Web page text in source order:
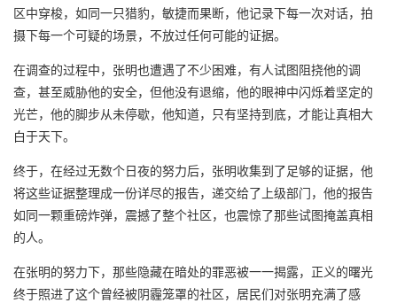
区中穿梭，如同一只猎豹，敏捷而果断，他记录下每一次对话，拍
摄下每一个可疑的场景，不放过任何可能的证据。
在调查的过程中，张明也遭遇了不少困难，有人试图阻挠他的调
查，甚至威胁他的安全，但他没有退缩，他的眼神中闪烁着坚定的
光芒，他的脚步从未停歇，他知道，只有坚持到底，才能让真相大
白于天下。
终于，在经过无数个日夜的努力后，张明收集到了足够的证据，他
将这些证据整理成一份详尽的报告，递交给了上级部门，他的报告
如同一颗重磅炸弹，震撼了整个社区，也震惊了那些试图掩盖真相
的人。
在张明的努力下，那些隐藏在暗处的罪恶被一一揭露，正义的曙光
终于照进了这个曾经被阴霾笼罩的社区，居民们对张明充满了感